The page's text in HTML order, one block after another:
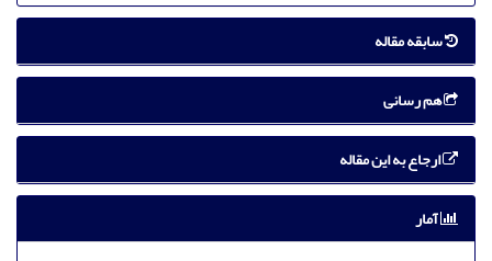
سابقه مقاله
هم رسانی
ارجاع به این مقاله
آمار